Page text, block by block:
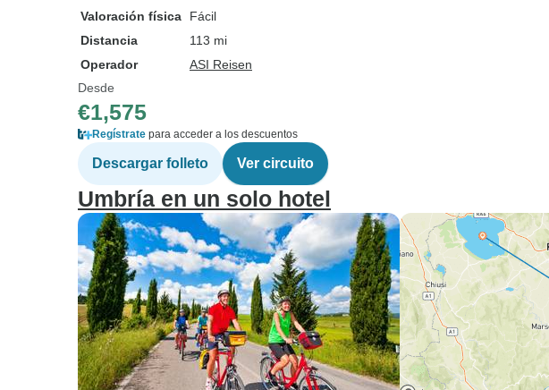
Valoración física
Fácil
Distancia
113 mi
Operador
ASI Reisen
Desde
€1,575
Regístrate para acceder a los descuentos
Descargar folleto Ver circuito
Umbría en un solo hotel